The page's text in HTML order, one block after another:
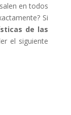
en todos
Si
de las
el siguiente